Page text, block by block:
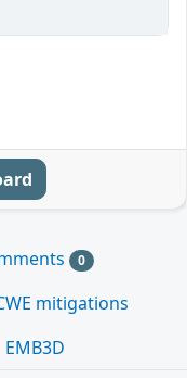
0
mitigations
EMB3D